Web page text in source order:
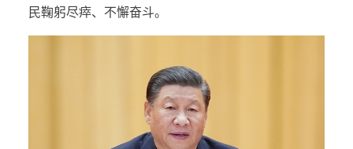
民鞠躬尽瘁、不懈奋斗。